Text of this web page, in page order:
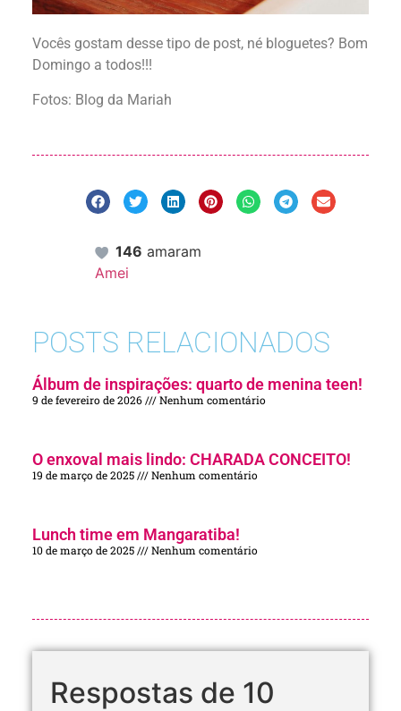
Vocês gostam desse tipo de post, né bloguetes? Bom
Domingo a todos!!!
Fotos: Blog da Mariah
146 amaram
Amei
POSTS RELACIONADOS
Álbum de inspirações: quarto de menina teen!
9 de fevereiro de 2026 Nenhum comentário
O enxoval mais lindo: CHARADA CONCEITO!
19 de março de 2025 Nenhum comentário
Lunch time em Mangaratiba!
10 de março de 2025 Nenhum comentário
Respostas de 10